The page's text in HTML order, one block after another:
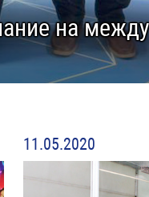
на
11.05.2020